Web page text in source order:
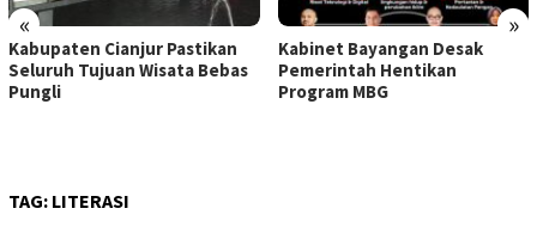
« »
Kabupaten Cianjur Pastikan
Seluruh Tujuan Wisata Bebas
Pungli
Kabinet Bayangan Desak
Pemerintah Hentikan
Program MBG
TAG: LITERASI